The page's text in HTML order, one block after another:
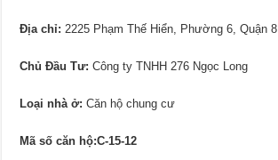
Địa chỉ: 2225 Phạm Thế Hiển, Phường 6, Quận 8
Chủ Đầu Tư: Công ty TNHH 276 Ngọc Long
Loại nhà ở: Căn hộ chung cư
Mã số căn hộ:C-15-12